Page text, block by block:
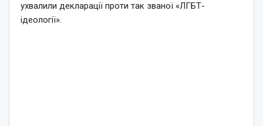
ухвалили декларації проти так званої «ЛГБТ-
ідеології».